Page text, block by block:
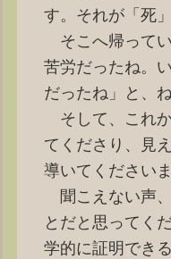
す。それが「死
そこへ帰って
苦労だったね。
だったね」と、
そして、これ
てくださり、見
導いてください
聞こえない声
とだと思ってく
学的に証明でき